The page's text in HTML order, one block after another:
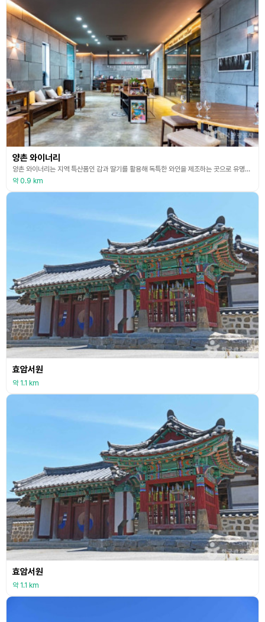
양촌 와이너리
양촌 와이너리는 지역 특산품인 감과 딸기를 활용해 독특한 와인을 제조하는 곳으로 유명하며, 2023년 농림축산식품부의 ‘찾아가는 양조장’으로 선정되어 충남을 대표하는 와이너리로 인정받았다. 대표 제품으로는 감와인 ‘추시’, 감소주 ‘아치 23’, 딸기 스파클링 와인 ‘베리 서프라이즈’가 있다. ‘추시’는 세계 최초의 홍시 와인으로 감의 탄닌을 살려 3-5년간 숙성시켜 만든다. 와이너리 내에는 시음실과 셀러가 있어 다양한 와인을 맛볼 수 있으며, 인근의
약 0.9 km
효암서원
약 1.1 km
효암서원
약 1.1 km